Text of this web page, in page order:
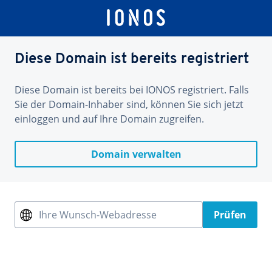
Diese Domain ist bereits registriert
Diese Domain ist bereits bei IONOS registriert. Falls
Sie der Domain-Inhaber sind, können Sie sich jetzt
einloggen und auf Ihre Domain zugreifen.
Domain verwalten
Ihre Wunsch-Webadresse Prüfen